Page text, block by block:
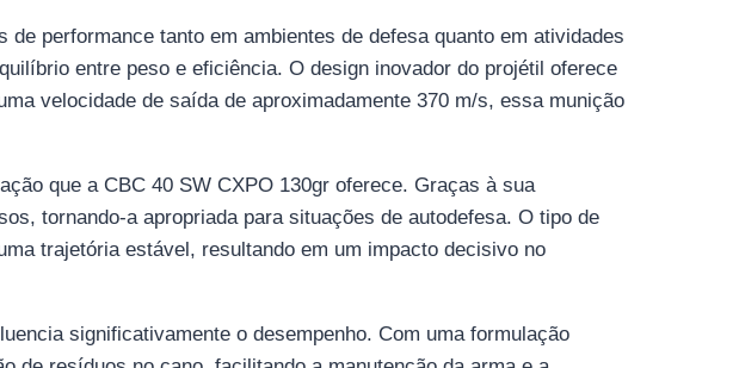
performance tanto em ambientes de defesa quanto em atividades
entre peso e eficiência. O design inovador do projétil oferece
velocidade de saída de aproximadamente 370 m/s, essa munição
que a CBC 40 SW CXPO 130gr oferece. Graças à sua
tornando-a apropriada para situações de autodefesa. O tipo de
trajetória estável, resultando em um impacto decisivo no
significativamente o desempenho. Com uma formulação